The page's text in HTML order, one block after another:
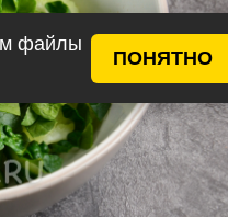
файлы
ПОНЯТНО